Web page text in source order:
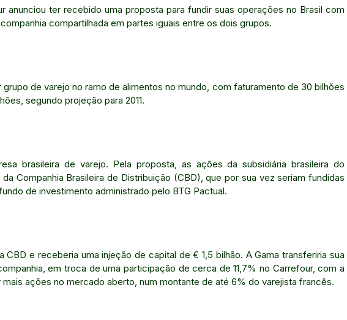
anunciou ter recebido uma proposta para fundir suas operações no Brasil com
compartilhada em partes iguais entre os dois grupos.
de varejo no ramo de alimentos no mundo, com faturamento de 30 bilhões
segundo projeção para 2011.
brasileira de varejo. Pela proposta, as ações da subsidiária brasileira do
Companhia Brasileira de Distribuição (CBD), que por sua vez seriam fundidas
de investimento administrado pelo BTG Pactual.
e receberia uma injeção de capital de € 1,5 bilhão. A Gama transferiria sua
em troca de uma participação de cerca de 11,7% no Carrefour, com a
ações no mercado aberto, num montante de até 6% do varejista francês.